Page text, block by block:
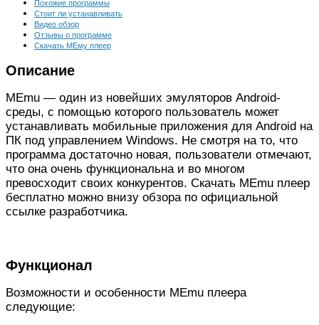
Похожие программы
Стоит ли устанавливать
Видео обзор
Отзывы о программе
Скачать МЕму плеер
Описание
MEmu — один из новейших эмуляторов Android-
среды, с помощью которого пользователь может
устанавливать мобильные приложения для Android на
ПК под управлением Windows. Не смотря на то, что
программа достаточно новая, пользователи отмечают,
что она очень функциональна и во многом
превосходит своих конкурентов. Скачать MEmu плеер
бесплатно можно внизу обзора по официальной
ссылке разработчика.
Функционал
Возможности и особенности MEmu плеера
следующие: